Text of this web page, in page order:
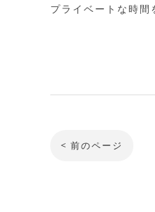
プライベートな時
< 前のページ